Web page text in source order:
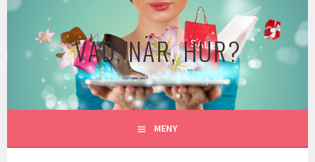
Gå
innehåll
VAD, NÄR, HUR?
MENY